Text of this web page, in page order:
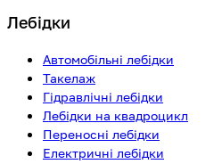
Лебідки
Автомобільні лебідки
Такелаж
Гідравлічні лебідки
Лебідки на квадроцикл
Переносні лебідки
Електричні лебідки